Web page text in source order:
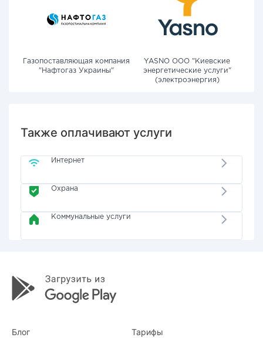
Газопоставляющая компания
"Нафтогаз Украины"
YASNO OOO "Киевские
энергетические услуги"
(электроэнергия)
Также оплачивают услуги
Интернет
Охрана
Коммунальные услуги
Блог Тарифы